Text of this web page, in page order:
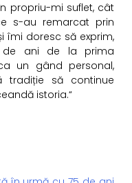
propriu-mi suflet, cât
s-au remarcat prin
îmi doresc să exprim,
de ani de la prima
un gând personal,
tradiție să continue
istoria.“